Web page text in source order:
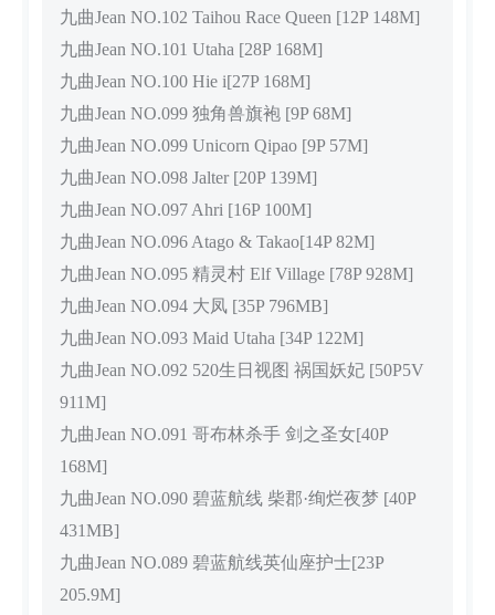
九曲Jean NO.102 Taihou Race Queen [12P 148M]
九曲Jean NO.101 Utaha [28P 168M]
九曲Jean NO.100 Hie i[27P 168M]
九曲Jean NO.099 独角兽旗袍 [9P 68M]
九曲Jean NO.099 Unicorn Qipao [9P 57M]
九曲Jean NO.098 Jalter [20P 139M]
九曲Jean NO.097 Ahri [16P 100M]
九曲Jean NO.096 Atago & Takao[14P 82M]
九曲Jean NO.095 精灵村 Elf Village [78P 928M]
九曲Jean NO.094 大凤 [35P 796MB]
九曲Jean NO.093 Maid Utaha [34P 122M]
九曲Jean NO.092 520生日视图 祸国妖妃 [50P5V
911M]
九曲Jean NO.091 哥布林杀手 剑之圣女[40P
168M]
九曲Jean NO.090 碧蓝航线 柴郡·绚烂夜梦 [40P
431MB]
九曲Jean NO.089 碧蓝航线英仙座护士[23P
205.9M]